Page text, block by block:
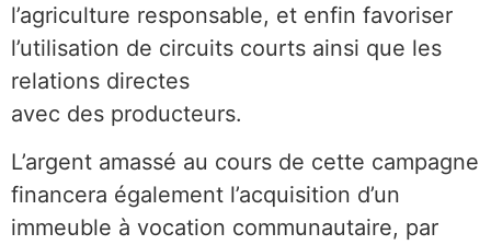
l’agriculture responsable, et enfin favoriser
l’utilisation de circuits courts ainsi que les
relations directes
avec des producteurs.
L’argent amassé au cours de cette campagne
financera également l’acquisition d’un
immeuble à vocation communautaire, par